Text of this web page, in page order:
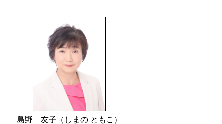
島野 友子（しまの ともこ）